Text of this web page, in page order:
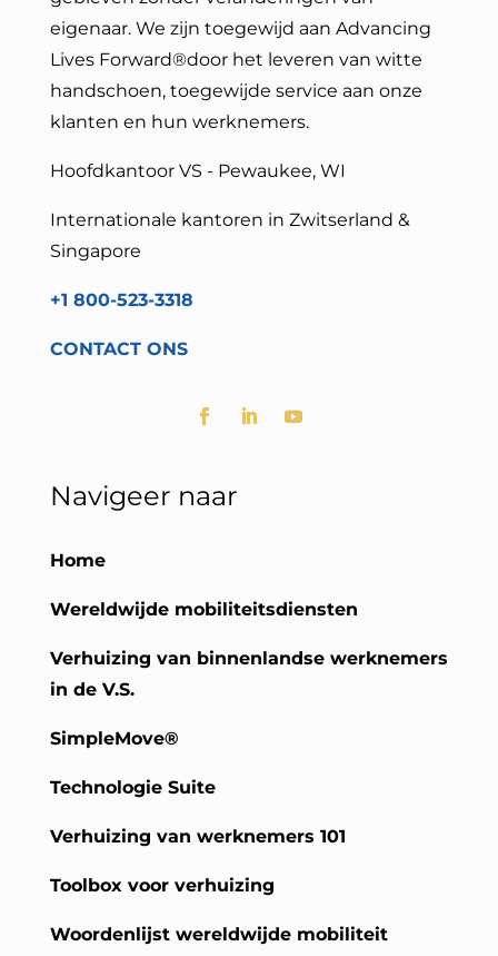
eigenaar. We zijn toegewijd aan Advancing
Lives Forward®door het leveren van witte
handschoen, toegewijde service aan onze
klanten en hun werknemers.
Hoofdkantoor VS - Pewaukee, WI
Internationale kantoren in Zwitserland &
Singapore
+1 800-523-3318
CONTACT ONS
Navigeer naar
Home
Wereldwijde mobiliteitsdiensten
Verhuizing van binnenlandse werknemers
in de V.S.
SimpleMove®
Technologie Suite
Verhuizing van werknemers 101
Toolbox voor verhuizing
Woordenlijst wereldwijde mobiliteit